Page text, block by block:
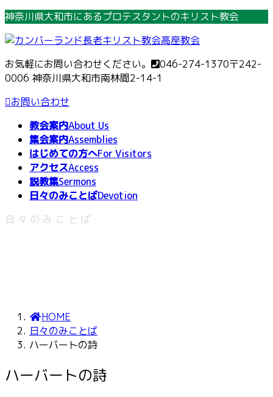
コ
テ
ン
ツ
へ
ス
ナ
ゲ
ー
シ
ョ
ン
神奈川県大和市にあるプロテスタントのキリスト教会
お気軽にお問い合わせください。 046-274-1370〒242-
0006 神奈川県大和市南林間2-14-1
お問い合わせ
教会案内About Us
集会案内Assemblies
はじめての方へFor Visitors
アクセスAccess
説教集Sermons
日々のみことばDevotion
日々のみことば
HOME
日々のみことば
ハーバートの詩
ハーバートの詩